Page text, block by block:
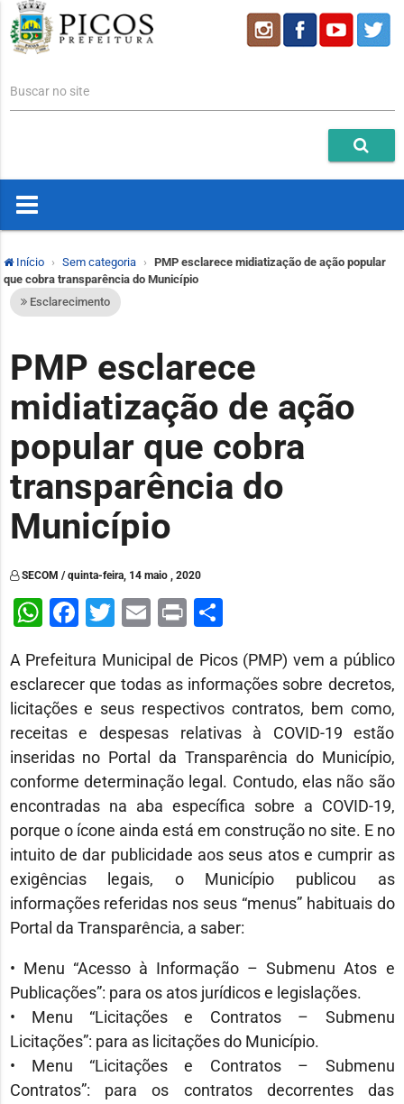
Buscar no site
Início Sem categoria
PMP esclarece midiatização de ação popular
que cobra transparência do Município
Esclarecimento
PMP esclarece
midiatização de ação
popular que cobra
transparência do
Município
SECOM / quinta-feira, 14 maio , 2020
WhatsApp
Facebook
Twitter
Email
PrintShare
A Prefeitura Municipal de Picos (PMP) vem a público
esclarecer que todas as informações sobre decretos,
licitações e seus respectivos contratos, bem como,
receitas e despesas relativas à COVID-19 estão
inseridas no Portal da Transparência do Município,
conforme determinação legal. Contudo, elas não são
encontradas na aba específica sobre a COVID-19,
porque o ícone ainda está em construção no site. E no
intuito de dar publicidade aos seus atos e cumprir as
exigências legais, o Município publicou as
informações referidas nos seus “menus” habituais do
Portal da Transparência, a saber:
• Menu “Acesso à Informação – Submenu Atos e
Publicações”: para os atos jurídicos e legislações.
• Menu “Licitações e Contratos – Submenu
Licitações”: para as licitações do Município.
• Menu “Licitações e Contratos – Submenu
Contratos”: para os contratos decorrentes das